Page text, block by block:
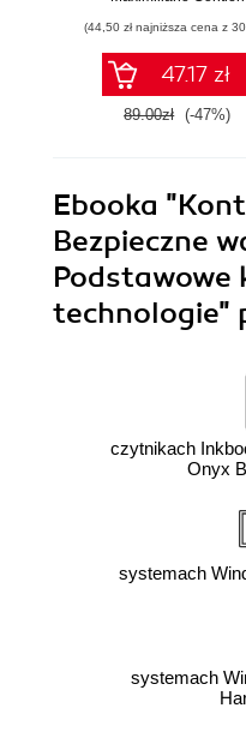
(44,50 zł najniższa cena z
47.17 zł
89.00zł (-47%)
Ebooka
Bezpieczne
Podstawowe
technologie"
czytnikach
Onyx
systemach
systemach